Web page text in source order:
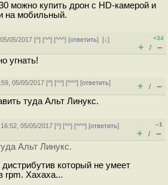
можно купить дрон с HD-камерой и
на мобильный.
05/2017 [^] [^^] [^^^] [ответить][↓]
+34
+ / –
угнать!
05/05/2017 [^] [^^] [^^^] [ответить]
+ / –
туда Альт Линукс.
05/05/2017 [^] [^^] [^^^] [ответить]
–1
+ / –
Альт Линукс.
который не умеет
rpm. Хахаха...